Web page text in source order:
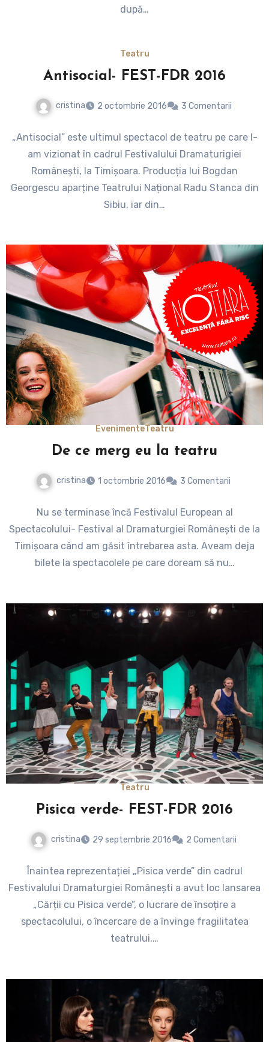
după…
Teatru
Antisocial- FEST-FDR 2016
cristina 2 octombrie 2016 3 Comentarii
„Antisocial” este ultimul spectacol de teatru pe care l-
am vizionat în cadrul Festivalului Dramaturigiei
Românești, la Timișoara. Producția lui Bogdan
Georgescu aparține Teatrului Național Radu Stanca din
Sibiu, iar din…
EvenimenteTeatru
De ce merg eu la teatru
cristina 1 octombrie 2016 3 Comentarii
Nu se terminase încă Festivalul European al
Spectacolului- Festival al Dramaturgiei Româneşti de la
Timișoara când am găsit întrebarea asta. Aveam deja
bilete la spectacolele pe care doream să nu…
Teatru
Pisica verde- FEST-FDR 2016
cristina 29 septembrie 2016 2 Comentarii
Înaintea reprezentației „Pisica verde” din cadrul
Festivalului Dramaturgiei Românești a avut loc lansarea
„Cărții cu Pisica verde”, o lucrare de însoțire a
spectacolului, o încercare de a învinge fragilitatea
teatrului,…